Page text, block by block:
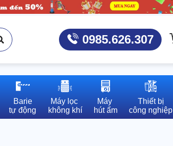
0985.626.307
Barie
tự động
Máy lọc
không khí
Máy
hút ẩm
Thiết bị
công nghiệp